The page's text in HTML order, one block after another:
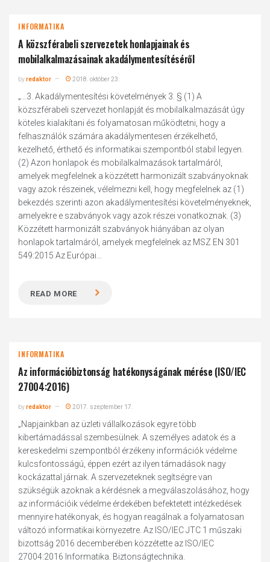
INFORMATIKA
A közszférabeli szervezetek honlapjainak és
mobilalkalmazásainak akadálymentesítéséről
byredaktor 2018. október 23.
„...3. Akadálymentesítési követelmények 3. § (1) A
közszférabeli szervezet honlapját és mobilalkalmazását úgy
köteles kialakítani és folyamatosan működtetni, hogy a
felhasználók számára akadálymentesen érzékelhető,
kezelhető, érthető és informatikai szempontból stabil legyen.
(2) Azon honlapok és mobilalkalmazások tartalmáról,
amelyek megfelelnek a közzétett harmonizált szabványoknak
vagy azok részeinek, vélelmezni kell, hogy megfelelnek az (1)
bekezdés szerinti azon akadálymentesítési követelményeknek,
amelyekre e szabványok vagy azok részei vonatkoznak. (3)
Közzétett harmonizált szabványok hiányában az olyan
honlapok tartalmáról, amelyek megfelelnek az MSZ EN 301
549:2015 Az Európai...
READ MORE
INFORMATIKA
Az információbiztonság hatékonyságának mérése (ISO/IEC
27004:2016)
byredaktor 2017. szeptember 17.
„Napjainkban az üzleti vállalkozások egyre több
kibertámadással szembesülnek. A személyes adatok és a
kereskedelmi szempontból érzékeny információk védelme
kulcsfontosságú, éppen ezért az ilyen támadások nagy
kockázattal járnak. A szervezeteknek segítségre van
szükségük azoknak a kérdésnek a megválaszolásához, hogy
az információik védelme érdekében befektetett intézkedések
mennyire hatékonyak, és hogyan reagálnak a folyamatosan
változó informatikai környezetre. Az ISO/IEC JTC 1 műszaki
bizottság 2016 decemberében közzétette az ISO/IEC
27004:2016 Informatika. Biztonságtechnika.